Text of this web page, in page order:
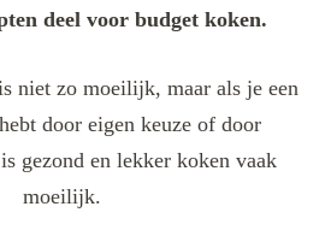
deel voor budget koken.
niet zo moeilijk, maar als je een
door eigen keuze of door
gezond en lekker koken vaak
moeilijk.